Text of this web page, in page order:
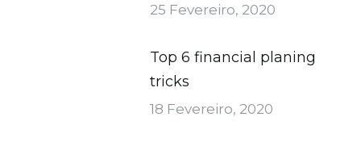
25 Fevereiro, 2020
Top 6 financial planing
tricks
18 Fevereiro, 2020